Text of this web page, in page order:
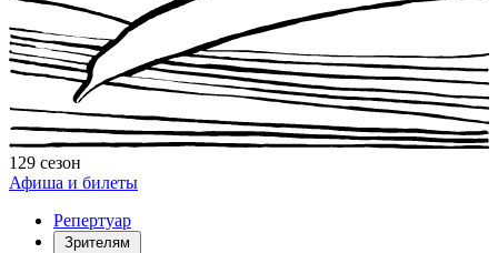
129 сезон
Афиша и билеты
Репертуар
Зрителям